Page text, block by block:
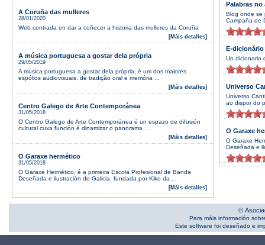
A Coruña das mulleres
28/01/2020
Web centrada en dar a coñecer a historia das mulleres da Coruña
[Máis detalles]
A música portuguesa a gostar dela própria
29/05/2019
A música portuguesa a gostar dela própria, é um dos maiores
espólios audiovisuais, de tradição oral e memória ...
[Máis detalles]
Centro Galego de Arte Contemporánea
31/05/2018
O Centro Galego de Arte Contemporánea é un espazo de difusión
cultural cuxa función é dinamizar o panorama ...
[Máis detalles]
O Garaxe hermético
31/05/2018
O Garaxe Hermético, é a primeira Escola Profesional de Banda
Deseñada e ilustración de Galicia, fundada por Kiko da ...
[Máis detalles]
Palabras no
Blog onde se
Campaña de
E-
Un dicionario
Universo
Universo
ao dispor do
O Garaxe
O Garaxe
Deseñada e
©
Para máis información
Este software foi deseñado e